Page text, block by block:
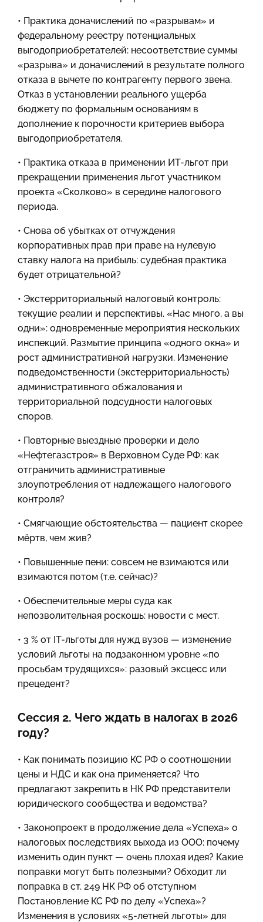
• Практика доначислений по «разрывам» и
федеральному реестру потенциальных
выгодоприобретателей: несоответствие суммы
«разрыва» и доначислений в результате полного
отказа в вычете по контрагенту первого звена.
Отказ в установлении реального ущерба
бюджету по формальным основаниям в
дополнение к порочности критериев выбора
выгодоприобретателя.
• Практика отказа в применении ИТ-льгот при
прекращении применения льгот участником
проекта «Сколково» в середине налогового
периода.
• Снова об убытках от отчуждения
корпоративных прав при праве на нулевую
ставку налога на прибыль: судебная практика
будет отрицательной?
• Экстерриториальный налоговый контроль:
текущие реалии и перспективы. «Нас много, а вы
одни»: одновременные мероприятия нескольких
инспекций. Размытие принципа «одного окна» и
рост административной нагрузки. Изменение
подведомственности (экстерриториальность)
административного обжалования и
территориальной подсудности налоговых
споров.
• Повторные выездные проверки и дело
«Нефтегазстроя» в Верховном Суде РФ: как
отграничить административные
злоупотребления от надлежащего налогового
контроля?
• Смягчающие обстоятельства — пациент скорее
мёртв, чем жив?
• Повышенные пени: совсем не взимаются или
взимаются потом (т.е. сейчас)?
• Обеспечительные меры суда как
непозволительная роскошь: новости с мест.
• 3 % от IT-льготы для нужд вузов — изменение
условий льготы на подзаконном уровне «по
просьбам трудящихся»: разовый эксцесс или
прецедент?
Сессия 2. Чего ждать в налогах в 2026
году?
• Как понимать позицию КС РФ о соотношении
цены и НДС и как она применяется? Что
предлагают закрепить в НК РФ представители
юридического сообщества и ведомства?
• Законопроект в продолжение дела «Успеха» о
налоговых последствиях выхода из ООО: почему
изменить один пункт — очень плохая идея? Какие
поправки могут быть полезными? Обходит ли
поправка в ст. 249 НК РФ об отступном
Постановление КС РФ по делу «Успеха»?
Изменения в условиях «5-летней льготы» для